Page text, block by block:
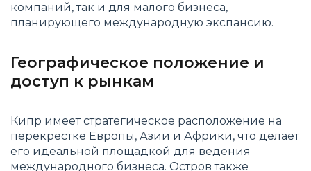
компаний, так и для малого бизнеса,
планирующего международную экспансию​.
Географическое положение и
доступ к рынкам
Кипр имеет стратегическое расположение на
перекрёстке Европы, Азии и Африки, что делает
его идеальной площадкой для ведения
международного бизнеса. Остров также